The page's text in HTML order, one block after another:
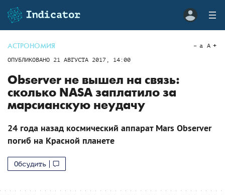
АСТРОНОМИЯ
ОПУБЛИКОВАНО 21 АВГУСТА 2017, 14:00
a A
Observer не вышел на связь:
сколько NASA заплатило за
марсианскую неудачу
24 года назад космический аппарат Mars Observer
погиб на Красной планете
Обсудить